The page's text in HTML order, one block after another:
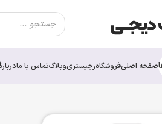
صفحه اصلیفروشگاهرجیستریوبلاگتماس با ما